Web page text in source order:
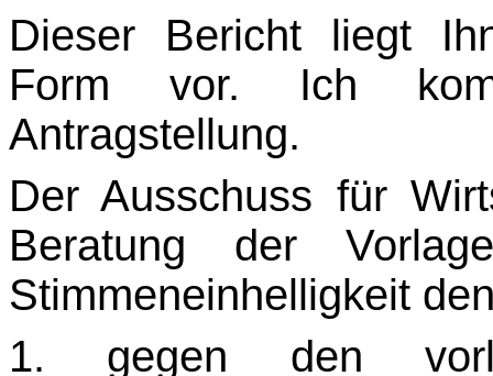
Dieser Bericht liegt
Form vor. Ich
Antragstellung.
Der Ausschuss für
Beratung der
Stimmeneinhelligkeit
1. gegen den